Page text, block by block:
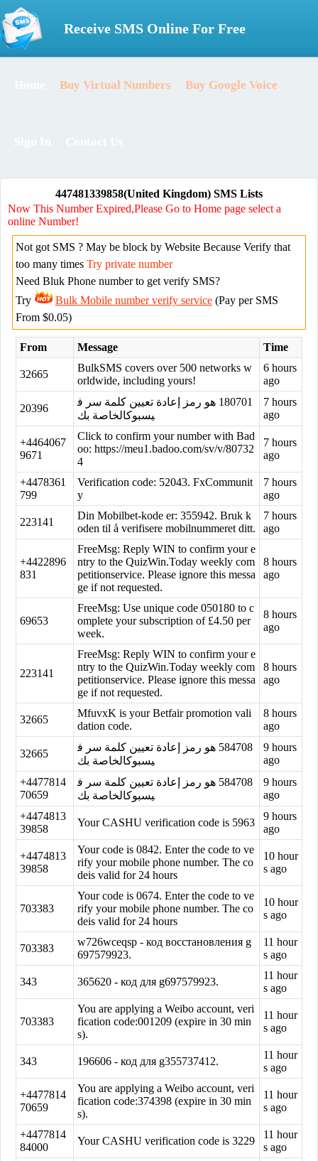
Receive SMS Online For Free
Buy Virtual Numbers Buy Google Voice
447481339858(United Kingdom) SMS Lists
Now This Number Expired,Please Go to Home page select a
online Number!
Not got SMS ? May be block by Website Because Verify that
too many times Try private number
Need Bluk Phone number to get verify SMS?
Try
Bulk Mobile number verify service(Pay per SMS
From $0.05)
From Message Time
32665
BulkSMS covers over 500 networks w
orldwide, including yours!
6 hours
ago
20396
‏180701‏ هو رمز إعادة تعيين كلمة سر ف
يسبوكالخاصة بك
7 hours
ago
+4464067
9671
Click to confirm your number with Bad
oo: https://meu1.badoo.com/sv/v/80732
4
7 hours
ago
+4478361
799
Verification code: 52043. FxCommunit
y
7 hours
ago
223141
Din Mobilbet-kode er: 355942. Bruk k
oden til å verifisere mobilnummeret ditt.
7 hours
ago
+4422896
831
FreeMsg: Reply WIN to confirm your e
ntry to the QuizWin.Today weekly com
petitionservice. Please ignore this messa
ge if not requested.
8 hours
ago
69653
FreeMsg: Use unique code 050180 to c
omplete your subscription of £4.50 per
week.
8 hours
ago
223141
FreeMsg: Reply WIN to confirm your e
ntry to the QuizWin.Today weekly com
petitionservice. Please ignore this messa
ge if not requested.
8 hours
ago
32665
MfuvxK is your Betfair promotion vali
dation code.
8 hours
ago
32665
‏584708‏ هو رمز إعادة تعيين كلمة سر ف
يسبوكالخاصة بك
9 hours
ago
+4477814
70659
‏584708‏ هو رمز إعادة تعيين كلمة سر ف
يسبوكالخاصة بك
9 hours
ago
+4474813
39858
Your CASHU verification code is 5963
9 hours
ago
+4474813
39858
Your code is 0842. Enter the code to ve
rify your mobile phone number. The co
deis valid for 24 hours
10 hour
s ago
703383
Your code is 0674. Enter the code to ve
rify your mobile phone number. The co
deis valid for 24 hours
10 hour
s ago
703383
w726wceqsp - код восстановления g
697579923.
11 hour
s ago
343 365620 - код для g697579923.
11 hour
s ago
703383
You are applying a Weibo account, veri
fication code:001209 (expire in 30 min
s).
11 hour
s ago
343 196606 - код для g355737412.
11 hour
s ago
+4477814
70659
You are applying a Weibo account, veri
fication code:374398 (expire in 30 min
s).
11 hour
s ago
+4477814
84000
Your CASHU verification code is 3229
11 hour
s ago